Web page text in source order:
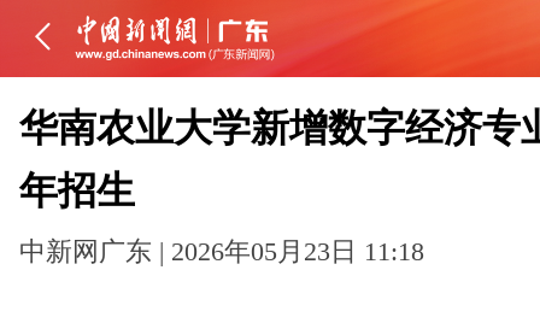
华南农业大学新增数字经济专
年招生
中新网广东 | 2026年05月23日 11:18